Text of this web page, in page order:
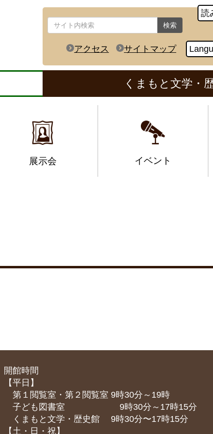
検索
読
アクセス サイトマップ
くまもと文学・
展示会 イベント
開館時間
【平日】
第１閲覧室・第２閲覧室 9時30分～19時
子ども図書室 9時30分～17時15分
くまもと⽂学・歴史館 9時30分〜17時15分
【土・日・祝】